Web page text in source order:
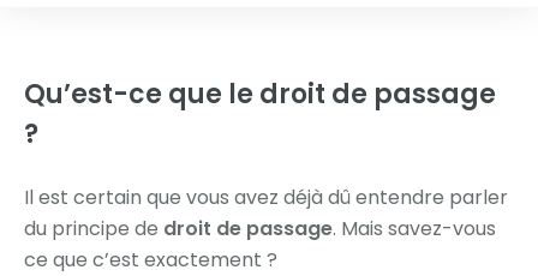
refuser un droit de passage ? Qui contacter en cas
de litige ? Suivez le guide, nous allons apporter les
réponses à vos questions !
Qu’est-ce que le droit de passage
?
Il est certain que vous avez déjà dû entendre parler
du principe de droit de passage. Mais savez-vous
ce que c’est exactement ?